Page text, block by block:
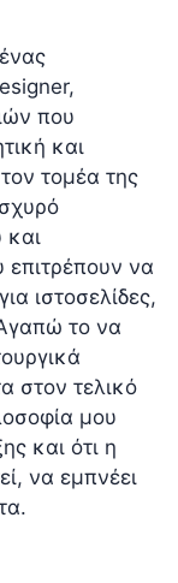
που
και
τομέα της
και
να
ιστοσελίδες,
το να
στον τελικό
μου
και ότι η
να εμπνέει